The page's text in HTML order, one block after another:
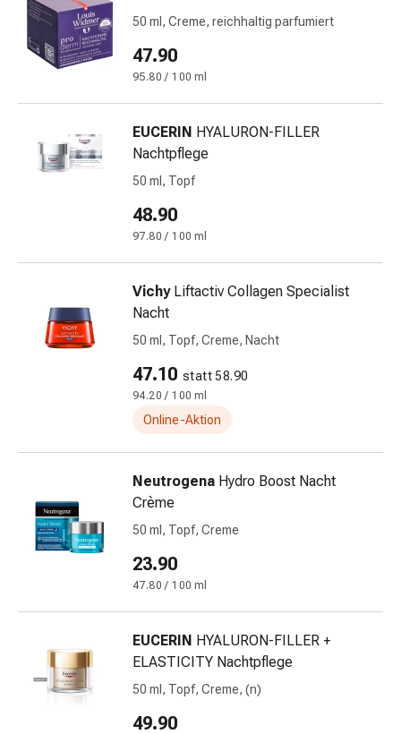
Prostata
Harnwegsbeschwerden
Prostata
Nieren-
Schmerzen
&
Migräne
Muskel-
Gelenkschmerzen
Schmerzmittel
Schmerztherapie
Kühlen
Wärmen
Beruhigung
Stimmungsschwankungen
Schlafstörungen
(Schnarchen)
Atemwege
Nasenmittel
Atmungstraktbeschwerden
Infektionen
Stoffwechsel
Osteoporose
50 ml, Creme, reichhaltig parfumiert
47.90
95.80 / 100 ml
EUCERIN HYALURON-FILLER
Nachtpflege
50 ml, Topf
48.90
97.80 / 100 ml
Vichy Liftactiv Collagen Specialist
Nacht
50 ml, Topf, Creme, Nacht
47.10 statt 58.90
94.20 / 100 ml
Online-Aktion
Neutrogena Hydro Boost Nacht
Crème
50 ml, Topf, Creme
23.90
47.80 / 100 ml
EUCERIN HYALURON-FILLER +
ELASTICITY Nachtpflege
50 ml, Topf, Creme, (n)
49.90